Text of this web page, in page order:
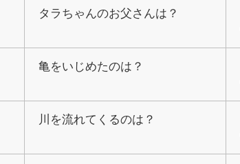
タラちゃんのお父さんは？
亀をいじめたのは？
川を流れてくるのは？